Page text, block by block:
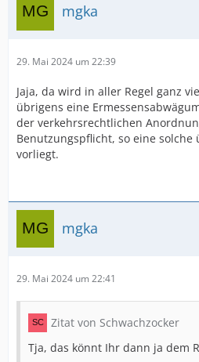
mgka
29. Mai 2024 um 22:39
Jaja, da wird in aller Regel ganz
übrigens eine
der verkehrsrechtlichen
Benutzungspflicht, so eine
vorliegt.
mgka
29. Mai 2024 um 22:41
Zitat von Schwachzocker
Tja, das könnt Ihr dann ja dem